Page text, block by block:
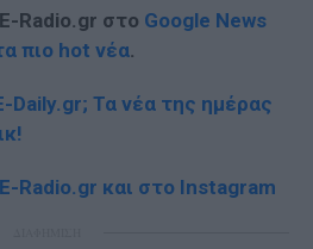
Radio.gr στο Google News
πιο hot νέα.
Daily.gr; Τα νέα της ημέρας
Radio.gr και στο Instagram